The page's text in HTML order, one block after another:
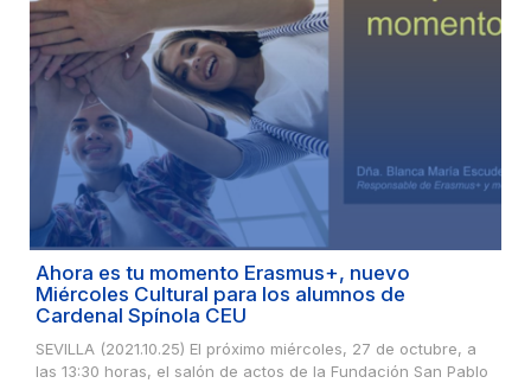
Ahora es tu momento Erasmus+, nuevo
Miércoles Cultural para los alumnos de
Cardenal Spínola CEU
SEVILLA (2021.10.25) El próximo miércoles, 27 de octubre, a
las 13:30 horas, el salón de actos de la Fundación San Pablo